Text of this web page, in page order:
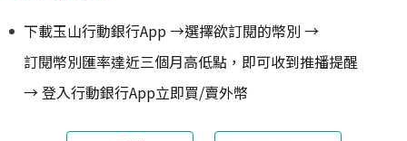
下載玉山行動銀行App→選擇欲訂閱的幣別 →
訂閱幣別匯率達近三個月高低點，即可收到推播提醒
→登入行動銀行App立即買/賣外幣